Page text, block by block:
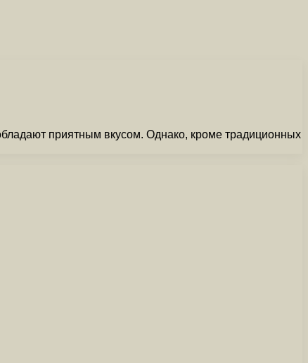
приятным вкусом. Однако, кроме традиционных